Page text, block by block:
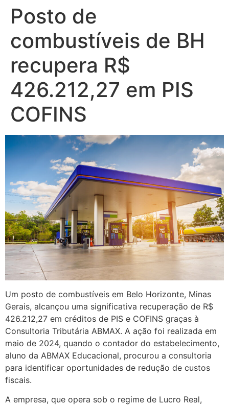
Posto de
combustíveis de BH
recupera R$
426.212,27 em PIS
COFINS
Um posto de combustíveis em Belo Horizonte, Minas
Gerais, alcançou uma significativa recuperação de R$
426.212,27 em créditos de PIS e COFINS graças à
Consultoria Tributária ABMAX. A ação foi realizada em
maio de 2024, quando o contador do estabelecimento,
aluno da ABMAX Educacional, procurou a consultoria
para identificar oportunidades de redução de custos
fiscais.
A empresa, que opera sob o regime de Lucro Real,